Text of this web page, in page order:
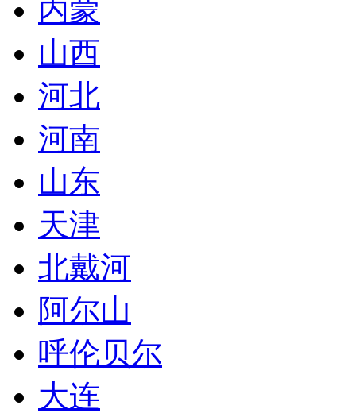
内蒙
山西
河北
河南
山东
天津
北戴河
阿尔山
呼伦贝尔
大连